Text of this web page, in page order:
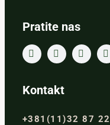
Pratite nas
Kontakt
+381(11)32 87